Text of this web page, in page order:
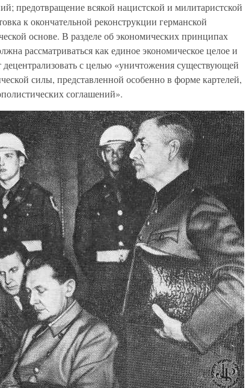
предотвращение всякой нацистской и милитаристской
к окончательной реконструкции германской
основе. В разделе об экономических принципах
рассматриваться как единое экономическое целое и
с целью «уничтожения существующей
силы, представленной особенно в форме картелей,
соглашений».